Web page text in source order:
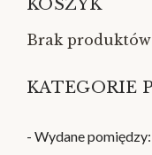
KOSZYK
Brak produktów
KATEGORIE
- Wydane